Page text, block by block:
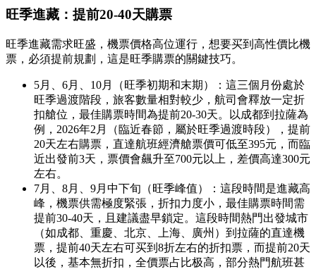
旺季進藏：提前20-40天購票
旺季進藏需求旺盛，機票價格高位運行，想要买到高性價比機
票，必須提前規劃，這是旺季購票的關鍵技巧。
5月、6月、10月（旺季初期和末期）：這三個月份處於
旺季過渡階段，旅客數量相對較少，航司會釋放一定折
扣艙位，最佳購票時間為提前20-30天。以成都到拉薩為
例，2026年2月（臨近春節，屬於旺季過渡時段），提前
20天左右購票，直達航班經濟艙票價可低至395元，而臨
近出發前3天，票價會飆升至700元以上，差價高達300元
左右。
7月、8月、9月中下旬（旺季峰值）：這段時間是進藏高
峰，機票供需極度緊張，折扣力度小，最佳購票時間需
提前30-40天，且建議盡早鎖定。這段時間熱門出發城市
（如成都、重慶、北京、上海、廣州）到拉薩的直達機
票，提前40天左右可买到8折左右的折扣票，而提前20天
以後，基本無折扣，全價票占比极高，部分熱門航班甚